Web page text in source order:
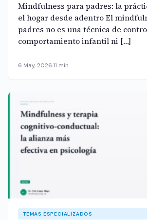
Mindfulness para padres: la
el hogar desde adentro El
padres no es una técnica de
comportamiento infantil ni […]
6 May, 202611 min
TEMAS ESPECIALIZADOS